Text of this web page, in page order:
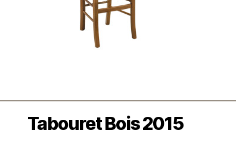
Catégories
Tabouret Bois 2015